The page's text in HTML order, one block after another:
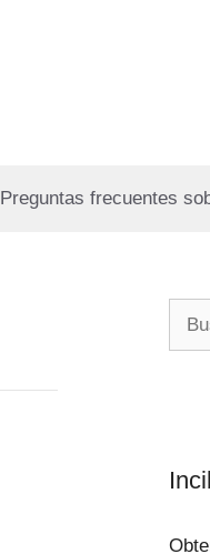
Preguntas frecuentes